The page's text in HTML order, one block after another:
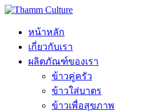
หน้าหลัก
เกี่ยวกับเรา
ผลิตภัณฑ์ของเรา
ข้าวคู่ครัว
ข้าวใส่บาตร
ข้าวเพื่อสุขภาพ